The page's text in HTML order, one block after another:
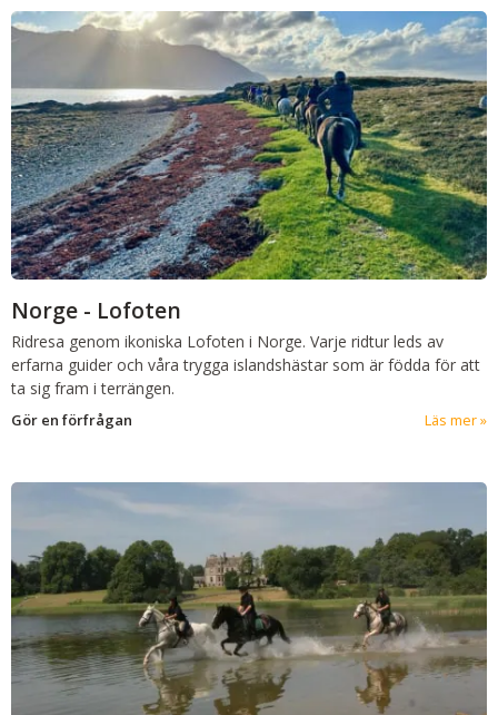
Norge - Lofoten
Ridresa genom ikoniska Lofoten i Norge. Varje ridtur leds av
erfarna guider och våra trygga islandshästar som är födda för att
ta sig fram i terrängen.
Gör en förfrågan Läs mer